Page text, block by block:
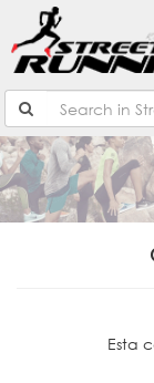
Esta